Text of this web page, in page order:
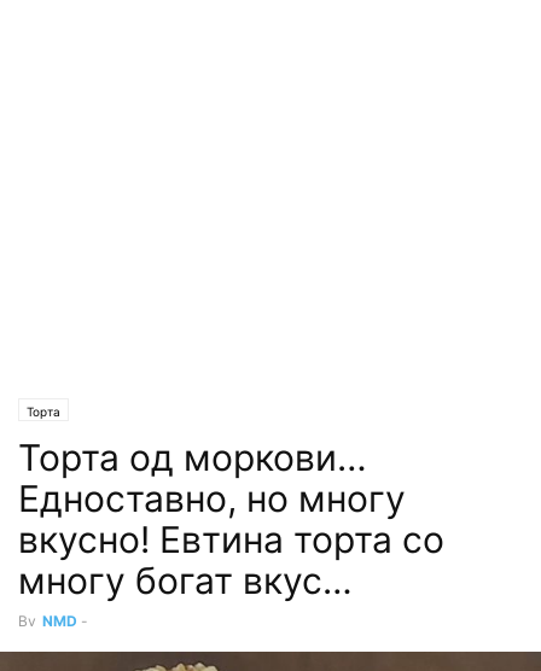
Торта
Торта од моркови…
Едноставно, но многу
вкусно! Евтина торта со
многу богат вкус…
By NMD -